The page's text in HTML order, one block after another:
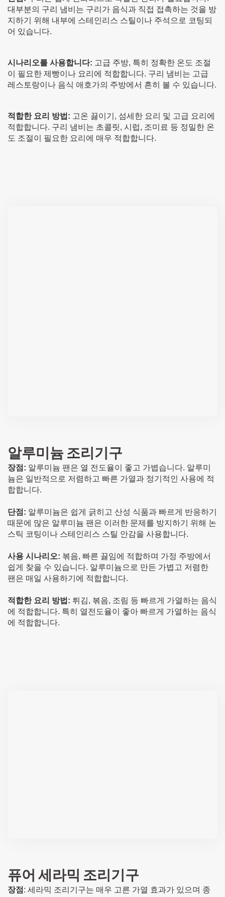
대부분의 구리 냄비는 구리가 음식과 직접 접촉하는 것을 방
지하기 위해 내부에 스테인리스 스틸이나 주석으로 코팅되
어 있습니다.
시나리오를 사용합니다: 고급 주방, 특히 정확한 온도 조절
이 필요한 제빵이나 요리에 적합합니다. 구리 냄비는 고급
레스토랑이나 음식 애호가의 주방에서 흔히 볼 수 있습니다.
적합한 요리 방법: 고온 끓이기, 섬세한 요리 및 고급 요리에
적합합니다. 구리 냄비는 초콜릿, 시럽, 조미료 등 정밀한 온
도 조절이 필요한 요리에 매우 적합합니다.
알루미늄 조리기구
장점: 알루미늄 팬은 열 전도율이 좋고 가볍습니다. 알루미
늄은 일반적으로 저렴하고 빠른 가열과 정기적인 사용에 적
합합니다.
단점: 알루미늄은 쉽게 긁히고 산성 식품과 빠르게 반응하기
때문에 많은 알루미늄 팬은 이러한 문제를 방지하기 위해 논
스틱 코팅이나 스테인리스 스틸 안감을 사용합니다.
사용 시나리오: 볶음, 빠른 끓임에 적합하며 가정 주방에서
쉽게 찾을 수 있습니다. 알루미늄으로 만든 가볍고 저렴한
팬은 매일 사용하기에 적합합니다.
적합한 요리 방법: 튀김, 볶음, 조림 등 빠르게 가열하는 음식
에 적합합니다. 특히 열전도율이 좋아 빠르게 가열하는 음식
에 적합합니다.
퓨어 세라믹 조리기구
장점 : 세라믹 조리기구는 매우 고른 가열 효과가 있으며 종